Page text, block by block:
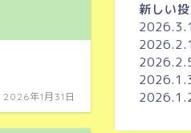
2026年1月31日
新しい